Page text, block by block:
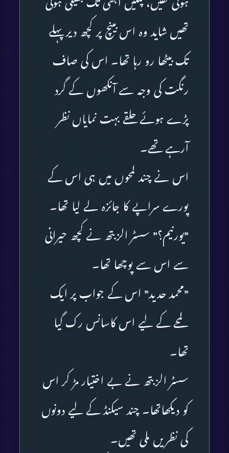
ہوئی تھیں، پلکیں ابھی تک بھیگی ہوئی
تھیں شاید وہ اس بینچ پر کچھ دیر پہلے
تک بیٹھا رو رہا تھا۔ اس کی صاف
رنگت کی وجہ سے آنکھوں کے گرد
پڑے ہوئے حلقے بہت نمایاں نظر
آرہے تھے۔
اس نے چند لمحوں میں ہی اس کے
پورے سراپے کا جائزہ لے لیا تھا۔
”یورنیم؟” سسٹر الزبتھ نے کچھ حیرانی
سے اس سے پوچھا تھا۔
”محمد حدید” اس کے جواب پر ایک
لمحے کے لیے اس کاسانس رک گیا
تھا۔
سسٹر الزبتھ نے بے اختیار مڑ کر اس
کو دیکھاتھا۔ چند سیکنڈ کے لیے دونوں
کی نظریں ملی تھیں۔